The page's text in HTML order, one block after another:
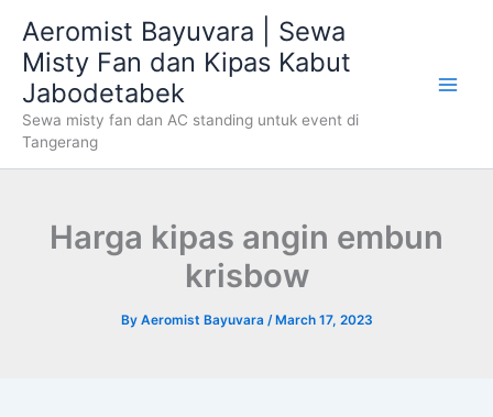
content
Aeromist Bayuvara | Sewa
Misty Fan dan Kipas Kabut
Jabodetabek
Sewa misty fan dan AC standing untuk event di
Tangerang
Harga kipas angin embun
krisbow
By Aeromist Bayuvara / March 17, 2023